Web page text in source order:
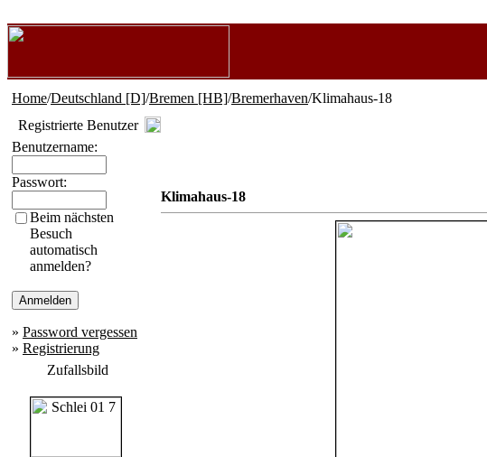
Home/Deutschland [D]/Bremen [HB]/Bremerhaven/Klimahaus-18
Registrierte Benutzer
Benutzername:
Passwort:
Beim nächsten
Besuch
automatisch
anmelden?
» Password vergessen
» Registrierung
Zufallsbild
Klimahaus-18